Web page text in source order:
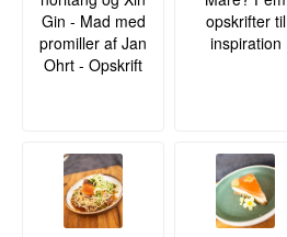
Gin - Mad med
promiller af Jan
Ohrt - Opskrift
opskrifter til
inspiration